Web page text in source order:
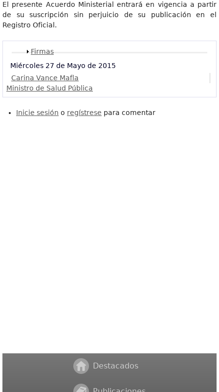
El presente Acuerdo Ministerial entrará en vigencia a partir
de su suscripción sin perjuicio de su publicación en el
Registro Oficial.
Mostrar
Firmas
Miércoles 27 de Mayo de 2015
Carina Vance Mafla
Ministro de Salud Pública
Inicie sesión o regístrese para comentar
Destacados